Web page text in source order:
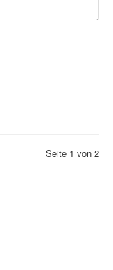
Seite 1 von 2